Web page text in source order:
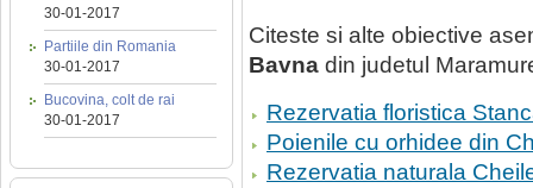
30-01-2017
Partiile din Romania
30-01-2017
Bucovina, colt de rai
30-01-2017
Citeste si alte obiective
Bavna din judetul
Rezervatia floristica
Poienile cu orhidee din
Rezervatia naturala